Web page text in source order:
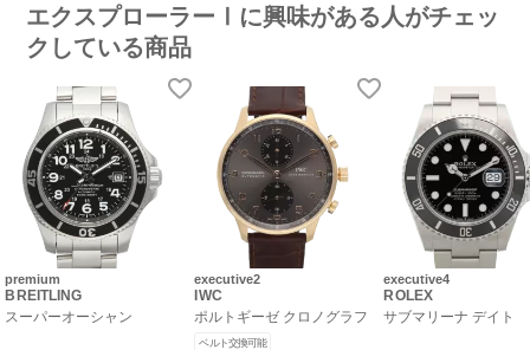
エクスプローラーⅠに興味がある人がチェッ
クしている商品
premium
BREITLING
スーパーオーシャン
executive2
IWC
ポルトギーゼ クロノグラフ
ベルト交換可能
executive4
ROLEX
サブマリーナ デイト